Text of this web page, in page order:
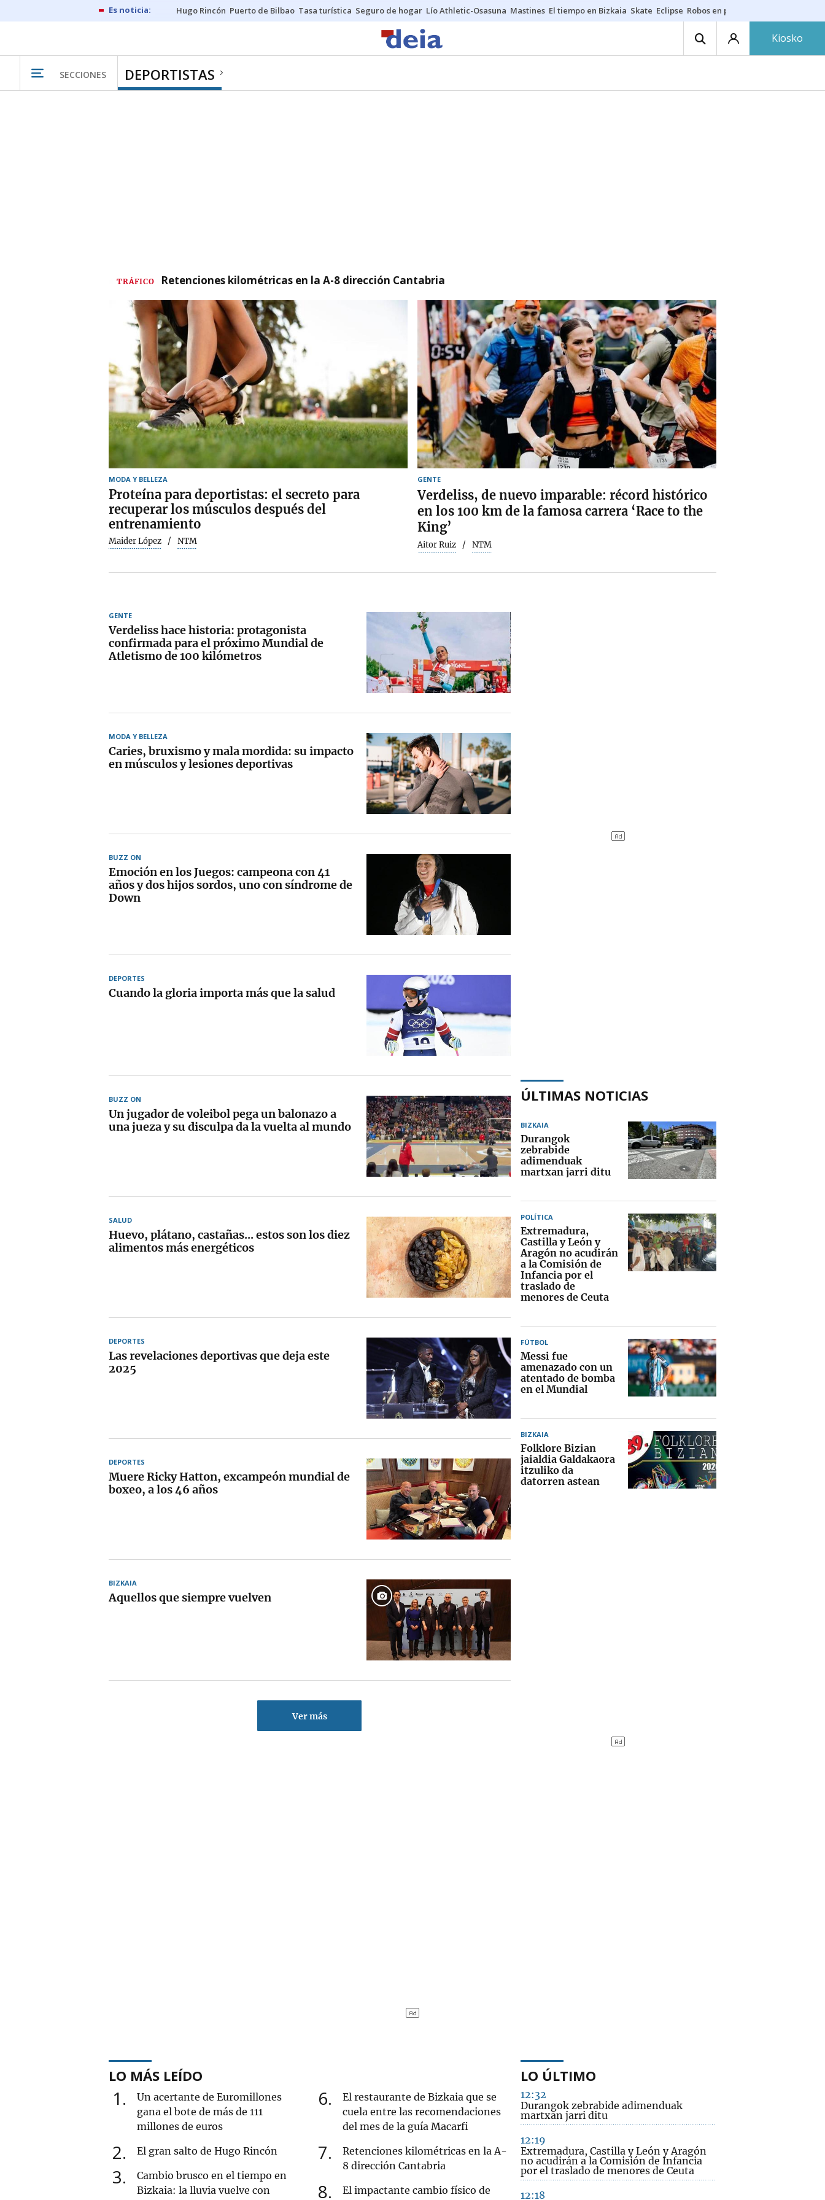
Hugo Rincón Puerto de Bilbao Tasa turística Seguro de hogar Lío Athletic-Osasuna Mastines El tiempo en Bizkaia Skate Eclipse Robos en playas
Kiosko
SECCIONES DEPORTISTAS
TRÁFICO Retenciones kilométricas en la A-8 dirección Cantabria
MODA Y BELLEZA
Proteína para deportistas: el secreto para
recuperar los músculos después del
entrenamiento
Maider López NTM
GENTE
Verdeliss, de nuevo imparable: récord histórico
en los 100 km de la famosa carrera ‘Race to the
King’
Aitor Ruiz NTM
GENTE
Verdeliss hace historia: protagonista
confirmada para el próximo Mundial de
Atletismo de 100 kilómetros
MODA Y BELLEZA
Caries, bruxismo y mala mordida: su impacto
en músculos y lesiones deportivas
BUZZ ON
Emoción en los Juegos: campeona con 41
años y dos hijos sordos, uno con síndrome de
Down
DEPORTES
Cuando la gloria importa más que la salud
BUZZ ON
Un jugador de voleibol pega un balonazo a
una jueza y su disculpa da la vuelta al mundo
SALUD
Huevo, plátano, castañas... estos son los diez
alimentos más energéticos
DEPORTES
Las revelaciones deportivas que deja este
2025
DEPORTES
Muere Ricky Hatton, excampeón mundial de
boxeo, a los 46 años
BIZKAIA
Aquellos que siempre vuelven
Ver más
ÚLTIMAS NOTICIAS
BIZKAIA
Durangok
zebrabide
adimenduak
martxan jarri ditu
POLÍTICA
Extremadura,
Castilla y León y
Aragón no acudirán
a la Comisión de
Infancia por el
traslado de
menores de Ceuta
FÚTBOL
Messi fue
amenazado con un
atentado de bomba
en el Mundial
BIZKAIA
Folklore Bizian
jaialdia Galdakaora
itzuliko da
datorren astean
LO MÁS LEÍDO
1
Un acertante de Euromillones
gana el bote de más de 111
millones de euros
2 El gran salto de Hugo Rincón
3
Cambio brusco en el tiempo en
Bizkaia: la lluvia vuelve con
6
El restaurante de Bizkaia que se
cuela entre las recomendaciones
del mes de la guía Macarfi
7
Retenciones kilométricas en la A-
8 dirección Cantabria
8
El impactante cambio físico de
LO ÚLTIMO
12:32
Durangok zebrabide adimenduak
martxan jarri ditu
12:19
Extremadura, Castilla y León y Aragón
no acudirán a la Comisión de Infancia
por el traslado de menores de Ceuta
12:18